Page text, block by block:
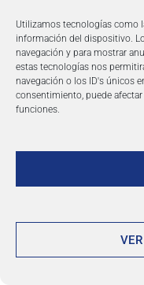
Utilizamos tecnologías como
información del dispositivo.
navegación y para mostrar
estas tecnologías nos
navegación o los ID's únicos
consentimiento, puede
funciones.